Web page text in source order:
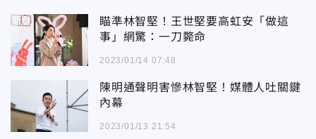
瞄準林智堅！王世堅要高虹安「做這
事」網驚：一刀斃命
2023/01/14 07:48
陳明通聲明害慘林智堅！媒體人吐關鍵
內幕
2023/01/13 21:54